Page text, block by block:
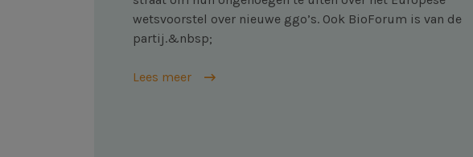
wetsvoorstel over nieuwe ggo’s. Ook BioForum is van de
partij.&nbsp;
Lees meer